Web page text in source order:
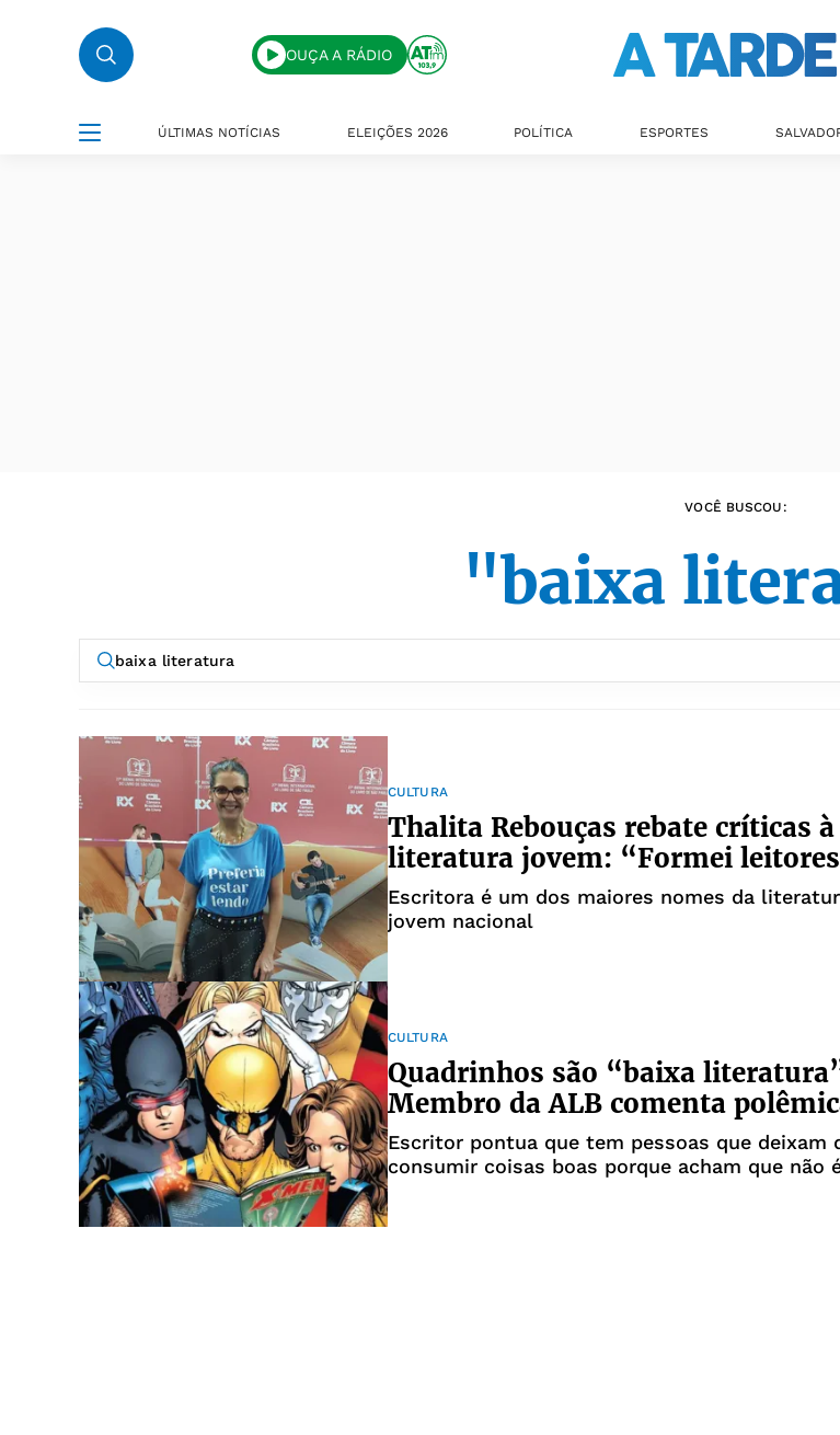
OUÇA A RÁDIO
ÚLTIMAS NOTÍCIAS ELEIÇÕES 2026 POLÍTICA ESPORTES
VOCÊ BUSCOU:
"baixa
CULTURA
Thalita Rebouças rebate críticas à
literatura jovem: “Formei
Escritora é um dos maiores nomes da
jovem nacional
CULTURA
Quadrinhos são “baixa
Membro da ALB comenta
Escritor pontua que tem pessoas que deixam
consumir coisas boas porque acham que não